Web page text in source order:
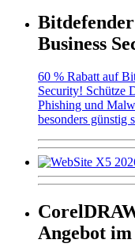
Business
60 % Rabatt auf
Security! Schütze
Phishing und
besonders günstig
Angebot